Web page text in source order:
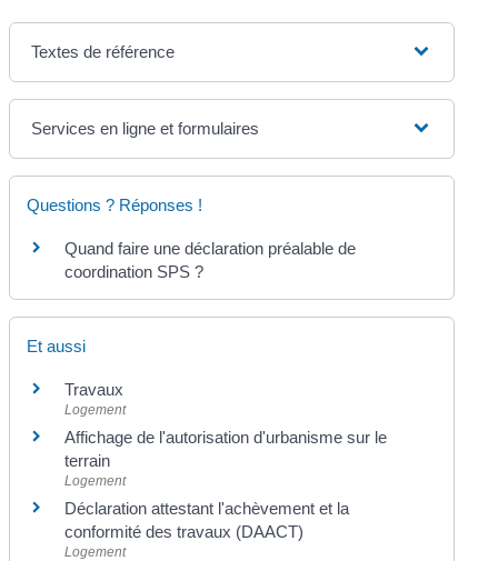
Textes de référence
Services en ligne et formulaires
Questions ? Réponses !
Quand faire une déclaration préalable de
coordination SPS ?
Et aussi
Travaux
Logement
Affichage de l'autorisation d'urbanisme sur le
terrain
Logement
Déclaration attestant l'achèvement et la
conformité des travaux (DAACT)
Logement